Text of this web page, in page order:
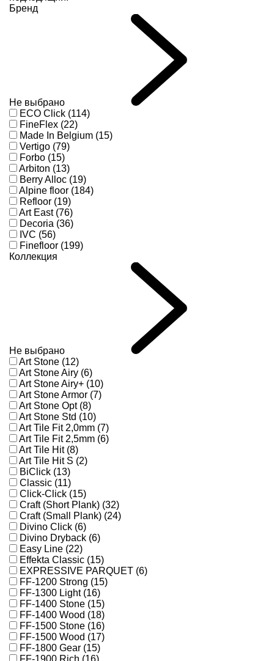
Бренд
Не выбрано
ECO Click (114)
FineFlex (22)
Made In Belgium (15)
Vertigo (79)
Forbo (15)
Arbiton (13)
Berry Alloc (19)
Alpine floor (184)
Refloor (19)
Art East (76)
Decoria (36)
IVC (56)
Finefloor (199)
Коллекция
Не выбрано
Art Stone (12)
Art Stone Airy (6)
Art Stone Airy+ (10)
Art Stone Armor (7)
Art Stone Opt (8)
Art Stone Std (10)
Art Tile Fit 2,0mm (7)
Art Tile Fit 2,5mm (6)
Art Tile Hit (8)
Art Tile Hit S (2)
BiClick (13)
Classic (11)
Click-Click (15)
Craft (Short Plank) (32)
Craft (Small Plank) (24)
Divino Click (6)
Divino Dryback (6)
Easy Line (22)
Effekta Classic (15)
EXPRESSIVE PARQUET (6)
FF-1200 Strong (15)
FF-1300 Light (16)
FF-1400 Stone (15)
FF-1400 Wood (18)
FF-1500 Stone (16)
FF-1500 Wood (17)
FF-1800 Gear (15)
FF-1900 Rich (16)